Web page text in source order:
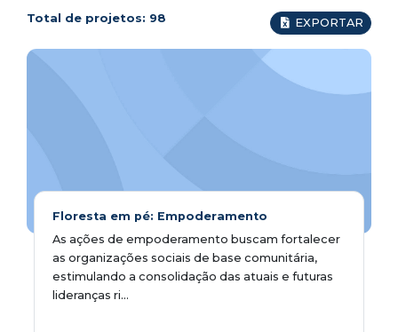
Total de projetos: 98 EXPORTAR
Floresta em pé: Empoderamento
As ações de empoderamento buscam fortalecer
as organizações sociais de base comunitária,
estimulando a consolidação das atuais e futuras
lideranças ri...